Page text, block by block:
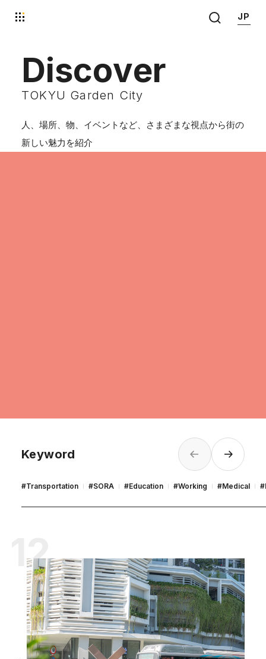
JP
Discover
TOKYU Ga rden City
人、場所、物、イベントなど、さまざまな視点から街の
新しい魅力を紹介
Keyword
#Transportation #SORA #Education #Working #Medical #
12